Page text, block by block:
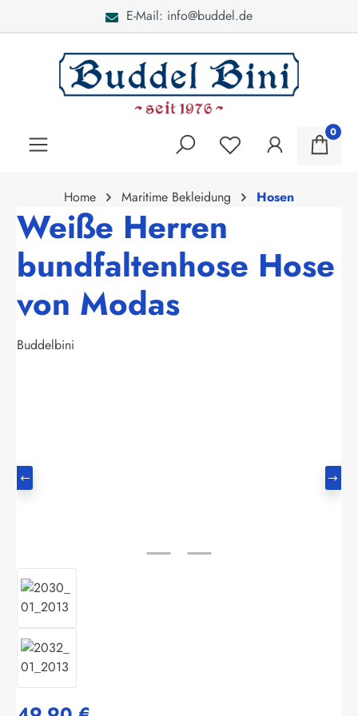
E-Mail: info@buddel.de
0
Home Maritime Bekleidung Hosen
Weiße Herren
bundfaltenhose Hose
von Modas
Buddelbini